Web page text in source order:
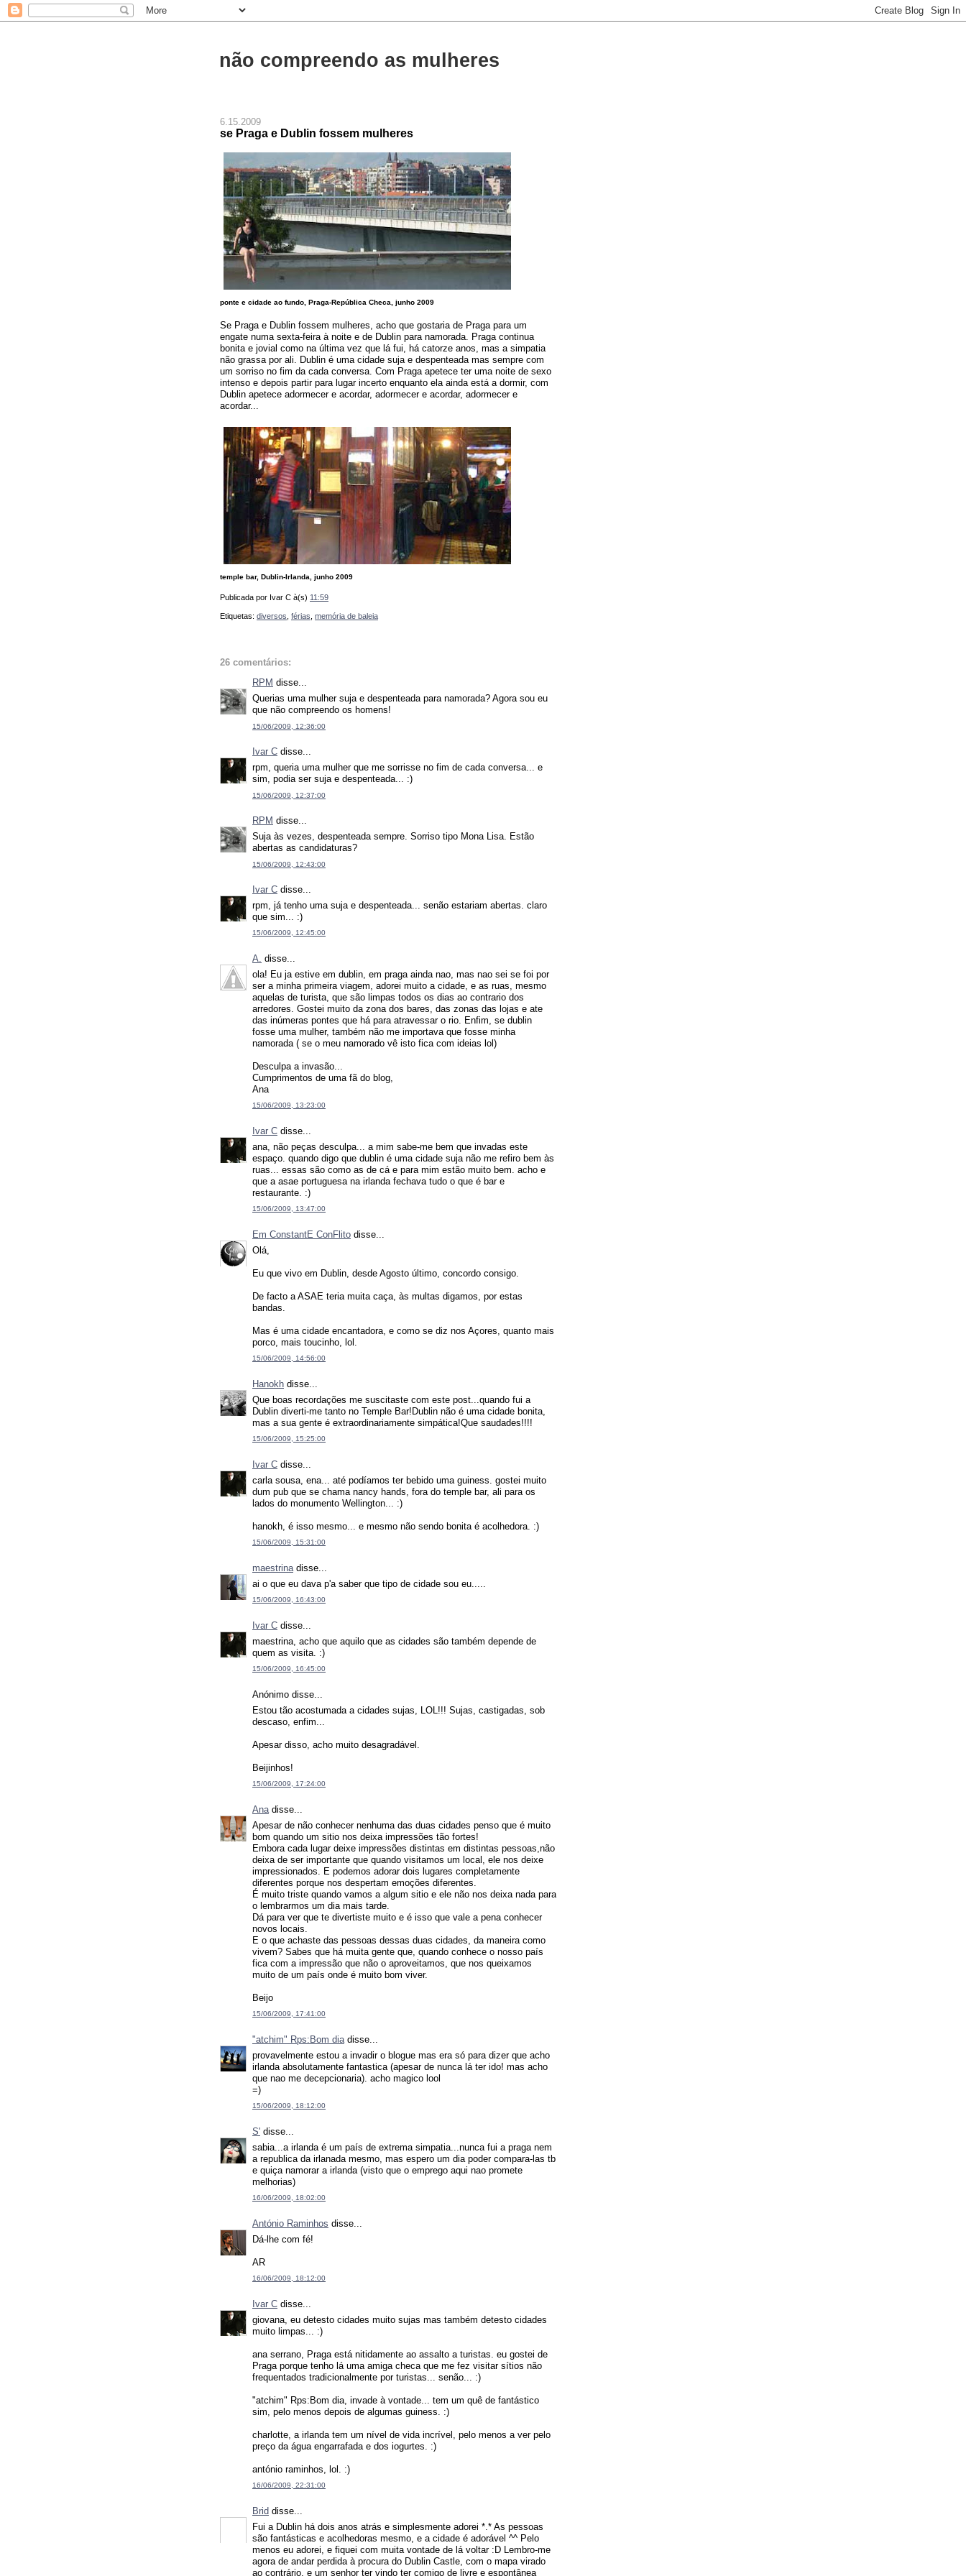
não compreendo as mulheres
6.15.2009
se Praga e Dublin fossem mulheres
ponte e cidade ao fundo, Praga-República Checa, junho 2009
Se Praga e Dublin fossem mulheres, acho que gostaria de Praga para um
engate numa sexta-feira à noite e de Dublin para namorada. Praga continua
bonita e jovial como na última vez que lá fui, há catorze anos, mas a simpatia
não grassa por ali. Dublin é uma cidade suja e despenteada mas sempre com
um sorriso no fim da cada conversa. Com Praga apetece ter uma noite de sexo
intenso e depois partir para lugar incerto enquanto ela ainda está a dormir, com
Dublin apetece adormecer e acordar, adormecer e acordar, adormecer e
acordar...
temple bar, Dublin-Irlanda, junho 2009
Publicada por Ivar C à(s) 11:59
Etiquetas: diversos férias memória de baleia
26 comentários:
RPM disse...
Querias uma mulher suja e despenteada para namorada? Agora sou eu
que não compreendo os homens!
15/06/2009, 12:36:00
Ivar C disse...
rpm, queria uma mulher que me sorrisse no fim de cada conversa... e
sim, podia ser suja e despenteada... :)
15/06/2009, 12:37:00
RPM disse...
Suja às vezes, despenteada sempre. Sorriso tipo Mona Lisa. Estão
abertas as candidaturas?
15/06/2009, 12:43:00
Ivar C disse...
rpm, já tenho uma suja e despenteada... senão estariam abertas. claro
que sim... :)
15/06/2009, 12:45:00
A. disse...
ola! Eu ja estive em dublin, em praga ainda nao, mas nao sei se foi por
ser a minha primeira viagem, adorei muito a cidade, e as ruas, mesmo
aquelas de turista, que são limpas todos os dias ao contrario dos
arredores. Gostei muito da zona dos bares, das zonas das lojas e ate
das inúmeras pontes que há para atravessar o rio. Enfim, se dublin
fosse uma mulher, também não me importava que fosse minha
namorada ( se o meu namorado vê isto fica com ideias lol)
Desculpa a invasão...
Cumprimentos de uma fã do blog,
Ana
15/06/2009, 13:23:00
Ivar C disse...
ana, não peças desculpa... a mim sabe-me bem que invadas este
espaço. quando digo que dublin é uma cidade suja não me refiro bem às
ruas... essas são como as de cá e para mim estão muito bem. acho e
que a asae portuguesa na irlanda fechava tudo o que é bar e
restaurante. :)
15/06/2009, 13:47:00
Em ConstantE ConFlito disse...
Olá,
Eu que vivo em Dublin, desde Agosto último, concordo consigo.
De facto a ASAE teria muita caça, às multas digamos, por estas
bandas.
Mas é uma cidade encantadora, e como se diz nos Açores, quanto mais
porco, mais toucinho, lol.
15/06/2009, 14:56:00
Hanokh disse...
Que boas recordações me suscitaste com este post...quando fui a
Dublin diverti-me tanto no Temple Bar!Dublin não é uma cidade bonita,
mas a sua gente é extraordinariamente simpática!Que saudades!!!!
15/06/2009, 15:25:00
Ivar C disse...
carla sousa, ena... até podíamos ter bebido uma guiness. gostei muito
dum pub que se chama nancy hands, fora do temple bar, ali para os
lados do monumento Wellington... :)
hanokh, é isso mesmo... e mesmo não sendo bonita é acolhedora. :)
15/06/2009, 15:31:00
maestrina disse...
ai o que eu dava p'a saber que tipo de cidade sou eu.....
15/06/2009, 16:43:00
Ivar C disse...
maestrina, acho que aquilo que as cidades são também depende de
quem as visita. :)
15/06/2009, 16:45:00
Anónimo disse...
Estou tão acostumada a cidades sujas, LOL!!! Sujas, castigadas, sob
descaso, enfim...
Apesar disso, acho muito desagradável.
Beijinhos!
15/06/2009, 17:24:00
Ana disse...
Apesar de não conhecer nenhuma das duas cidades penso que é muito
bom quando um sitio nos deixa impressões tão fortes!
Embora cada lugar deixe impressões distintas em distintas pessoas,não
deixa de ser importante que quando visitamos um local, ele nos deixe
impressionados. E podemos adorar dois lugares completamente
diferentes porque nos despertam emoções diferentes.
É muito triste quando vamos a algum sitio e ele não nos deixa nada para
o lembrarmos um dia mais tarde.
Dá para ver que te divertiste muito e é isso que vale a pena conhecer
novos locais.
E o que achaste das pessoas dessas duas cidades, da maneira como
vivem? Sabes que há muita gente que, quando conhece o nosso país
fica com a impressão que não o aproveitamos, que nos queixamos
muito de um país onde é muito bom viver.
Beijo
15/06/2009, 17:41:00
"atchim" Rps:Bom dia disse...
provavelmente estou a invadir o blogue mas era só para dizer que acho
irlanda absolutamente fantastica (apesar de nunca lá ter ido! mas acho
que nao me decepcionaria). acho magico lool
=)
15/06/2009, 18:12:00
S' disse...
sabia...a irlanda é um país de extrema simpatia...nunca fui a praga nem
a republica da irlanada mesmo, mas espero um dia poder compara-las tb
e quiça namorar a irlanda (visto que o emprego aqui nao promete
melhorias)
16/06/2009, 18:02:00
António Raminhos disse...
Dá-lhe com fé!
AR
16/06/2009, 18:12:00
Ivar C disse...
giovana, eu detesto cidades muito sujas mas também detesto cidades
muito limpas... :)
ana serrano, Praga está nitidamente ao assalto a turistas. eu gostei de
Praga porque tenho lá uma amiga checa que me fez visitar sítios não
frequentados tradicionalmente por turistas... senão... :)
"atchim" Rps:Bom dia, invade à vontade... tem um quê de fantástico
sim, pelo menos depois de algumas guiness. :)
charlotte, a irlanda tem um nível de vida incrível, pelo menos a ver pelo
preço da água engarrafada e dos iogurtes. :)
antónio raminhos, lol. :)
16/06/2009, 22:31:00
Brid disse...
Fui a Dublin há dois anos atrás e simplesmente adorei *.* As pessoas
são fantásticas e acolhedoras mesmo, e a cidade é adorável ^^ Pelo
menos eu adorei, e fiquei com muita vontade de lá voltar :D Lembro-me
agora de andar perdida à procura do Dublin Castle, com o mapa virado
ao contrário, e um senhor ter vindo ter comigo de livre e espontânea